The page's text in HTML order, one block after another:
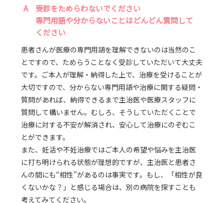
A
受診をためらわないでください
専門用語や分からないことはどんどん質問して
ください
患者さんが医療の専門用語を理解できないのは当然のこ
とですので、ためらうことなく受診していただいて大丈夫
です。ご本人が理解・納得した上で、治療を受けることが
大切ですので、分からない専門用語や治療に関する疑問・
質問があれば、納得できるまで主治医や医療スタッフに
質問して構いません。むしろ、そうしていただくことで
治療に対する不安が解消され、安心して治療にのぞむこ
とができます。
また、妊活や不妊治療ではご本人の希望や悩みを主治医
に打ち明けられる状態が理想的ですが、主治医と患者さ
んの間にも“相性”があるのは事実です。もし、「相性が良
くないかな？」と感じる場合は、別の病院を探すことも
考えてみてください。